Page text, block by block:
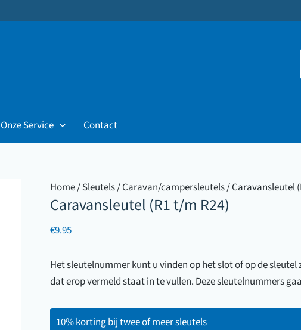
Onze Service Contact
Home/Sleutels/Caravan/campersleutels/ Caravansleutel
Caravansleutel (R1 t/m R24)
€9.95
Het sleutelnummer kunt u vinden op het slot of op de
dat erop vermeld staat in te vullen. Deze sleutelnummers
10% korting bij twee of meer sleutels